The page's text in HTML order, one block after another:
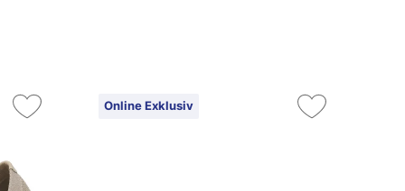
Online Exklusiv